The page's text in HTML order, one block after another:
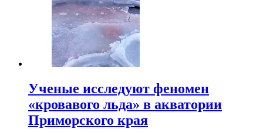
Ученые исследуют феномен
«кровавого льда» в акватории
Приморского края